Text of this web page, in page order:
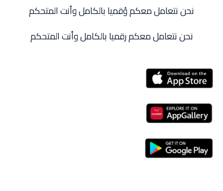
نحن نتعامل معكم ؤقميا بالكامل وأنت المتحكم
نحن نتعامل معكم رقميا بالكامل وأنت المتحكم